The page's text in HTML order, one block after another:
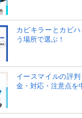
カビキラーとカビ
う場所で選ぶ！
イースマイルの評
金・対応・注意点を